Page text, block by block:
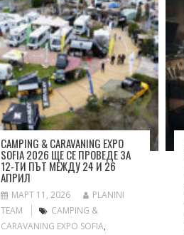
CAMPING & CARAVANING EXPO
SOFIA 2026 ЩЕ СЕ ПРОВЕДЕ ЗА
12-ТИ ПЪТ МЕЖДУ 24 И 26
АПРИЛ
МАРТ 11, 2026
PLANINI
TEAM
CAMPING &
CARAVANING EXPO SOFIA,